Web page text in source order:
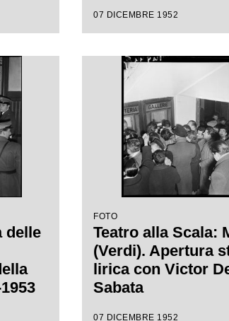
"Macbeth" di
Sabata, con la
Carl Ebert
07 DICEMBRE 1952
delle
FOTO
Teatro alla Scala:
(Verdi). Apertura
lirica con Victor
Sabata
07 DICEMBRE 1952